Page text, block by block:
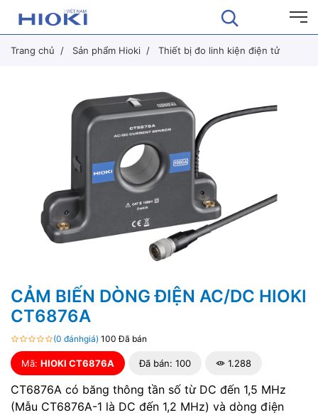
Trang chủ Sản phẩm Hioki Thiết bị đo linh kiện điện tử
CẢM BIẾN DÒNG ĐIỆN AC/DC HIOKI
CT6876A
(0 đánhgiá) 100 Đã bán
Mã: HIOKI CT6876A Đã bán: 100 1.288
CT6876A có băng thông tần số từ DC đến 1,5 MHz
(Mẫu CT6876A-1 là DC đến 1,2 MHz) và dòng điện